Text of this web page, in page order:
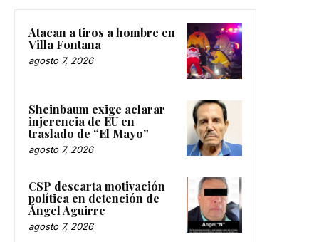
Atacan a tiros a hombre en
Villa Fontana
agosto 7, 2026
Sheinbaum exige aclarar
injerencia de EU en
traslado de “El Mayo”
agosto 7, 2026
CSP descarta motivación
política en detención de
Ángel Aguirre
agosto 7, 2026